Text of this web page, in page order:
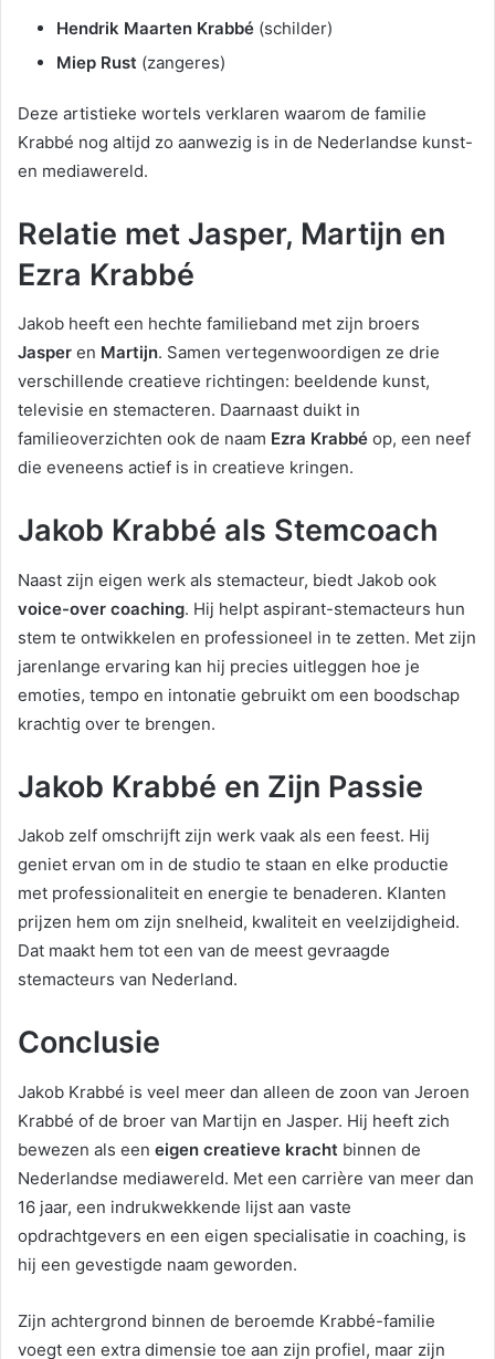
Hendrik Maarten Krabbé (schilder)
Miep Rust (zangeres)
Deze artistieke wortels verklaren waarom de familie
Krabbé nog altijd zo aanwezig is in de Nederlandse kunst-
en mediawereld.
Relatie met Jasper, Martijn en
Ezra Krabbé
Jakob heeft een hechte familieband met zijn broers
Jasper en Martijn. Samen vertegenwoordigen ze drie
verschillende creatieve richtingen: beeldende kunst,
televisie en stemacteren. Daarnaast duikt in
familieoverzichten ook de naam Ezra Krabbé op, een neef
die eveneens actief is in creatieve kringen.
Jakob Krabbé als Stemcoach
Naast zijn eigen werk als stemacteur, biedt Jakob ook
voice-over coaching. Hij helpt aspirant-stemacteurs hun
stem te ontwikkelen en professioneel in te zetten. Met zijn
jarenlange ervaring kan hij precies uitleggen hoe je
emoties, tempo en intonatie gebruikt om een boodschap
krachtig over te brengen.
Jakob Krabbé en Zijn Passie
Jakob zelf omschrijft zijn werk vaak als een feest. Hij
geniet ervan om in de studio te staan en elke productie
met professionaliteit en energie te benaderen. Klanten
prijzen hem om zijn snelheid, kwaliteit en veelzijdigheid.
Dat maakt hem tot een van de meest gevraagde
stemacteurs van Nederland.
Conclusie
Jakob Krabbé is veel meer dan alleen de zoon van Jeroen
Krabbé of de broer van Martijn en Jasper. Hij heeft zich
bewezen als een eigen creatieve kracht binnen de
Nederlandse mediawereld. Met een carrière van meer dan
16 jaar, een indrukwekkende lijst aan vaste
opdrachtgevers en een eigen specialisatie in coaching, is
hij een gevestigde naam geworden.
Zijn achtergrond binnen de beroemde Krabbé-familie
voegt een extra dimensie toe aan zijn profiel, maar zijn